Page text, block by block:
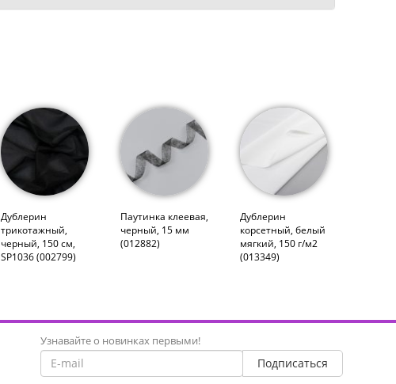
Дублерин
трикотажный,
черный, 150 см,
SP1036 (002799)
Паутинка клеевая,
черный, 15 мм
(012882)
Дублерин
корсетный, белый
мягкий, 150 г/м2
(013349)
Узнавайте о новинках первыми!